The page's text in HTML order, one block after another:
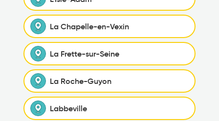
La Chapelle-en-Vexin
La Frette-sur-Seine
La Roche-Guyon
Labbeville